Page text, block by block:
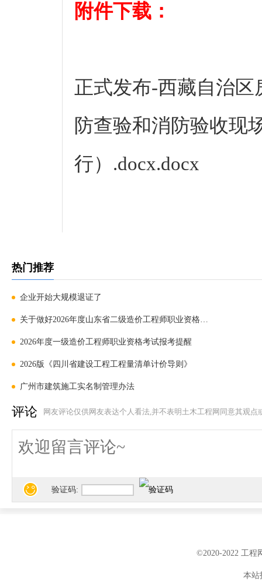
附件下载：
正式发布-西藏自治
防查验和消防验收现
行）.docx.docx
热门推荐
企业开始大规模退证了
关于做好2026年度山东省二级造价工程师职业资格考试工
2026年度一级造价工程师职业资格考试报考提醒
2026版《四川省建设工程工程量清单计价导则》
广州市建筑施工实名制管理办法
评论 网友评论仅供网友表达个人看法,并不表明土木工程网同意其观点
验证码:
©2020-2022 工程
本站